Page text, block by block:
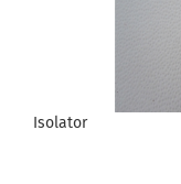
Isolator